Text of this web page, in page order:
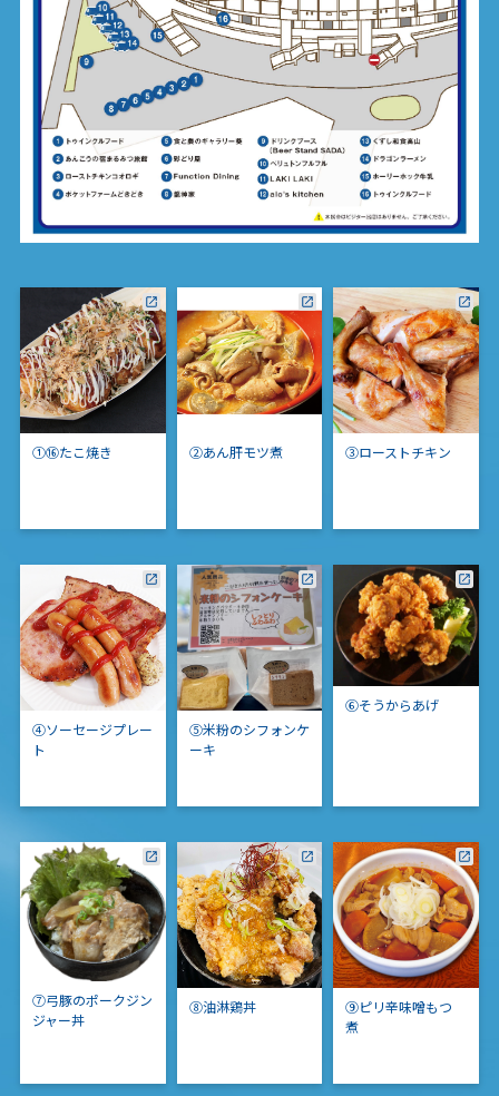
①⑯たこ焼き ②あん肝モツ煮 ③ローストチキン
④ソーセージプレー
ト
⑤米粉のシフォンケ
ーキ
⑥そうからあげ
⑦弓豚のポークジン
ジャー丼
⑧油淋鶏丼
⑨ピリ辛味噌もつ
煮